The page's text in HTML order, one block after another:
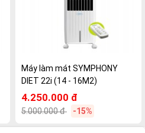
Máy làm mát SYMPHONY
DIET 22i (14 - 16M2)
4.250.000 đ
5.000.000 đ -15%